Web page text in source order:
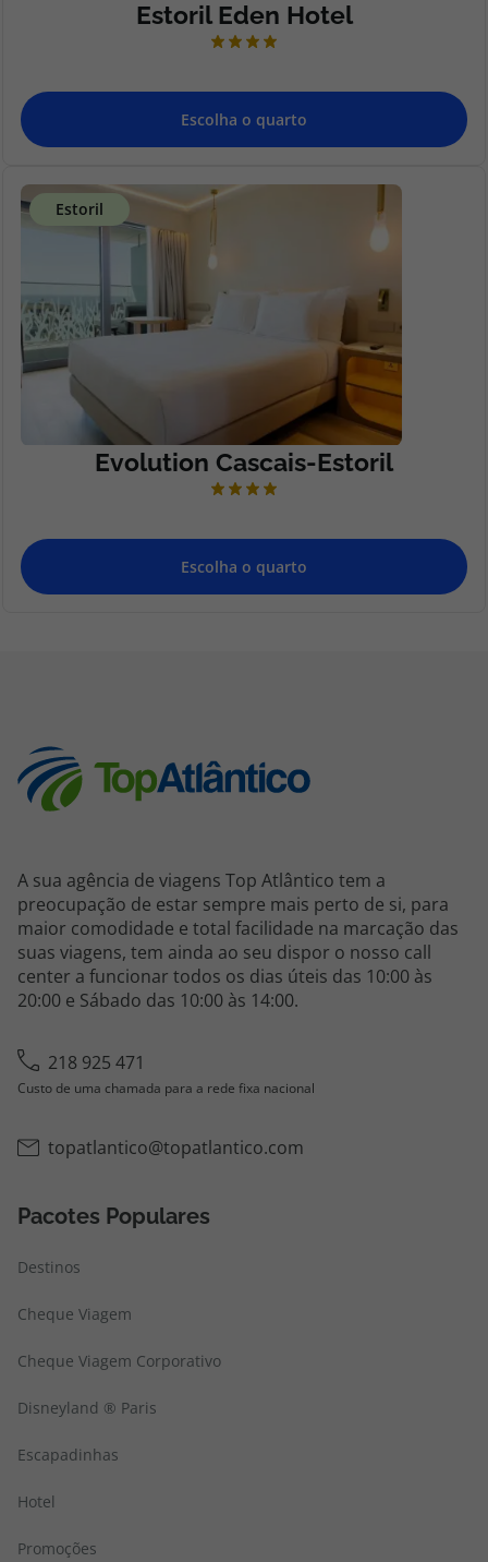
A sua agência de viagens Top Atlântico tem a
preocupação de estar sempre mais perto de si, para
maior comodidade e total facilidade na marcação das
suas viagens, tem ainda ao seu dispor o nosso call
center a funcionar todos os dias úteis das 10:00 às
20:00 e Sábado das 10:00 às 14:00.
218 925 471
Custo de uma chamada para a rede fixa nacional
topatlantico@topatlantico.com
Pacotes Populares
Destinos
Cheque Viagem
Cheque Viagem Corporativo
Disneyland ® Paris
Escapadinhas
Hotel
Promoções